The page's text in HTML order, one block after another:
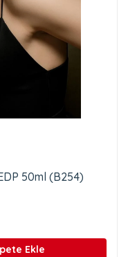
50ml (B254)
Ekle